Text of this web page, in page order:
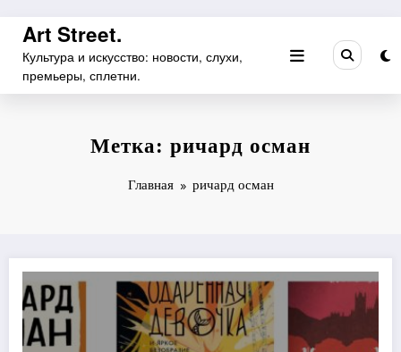
Перейти
содержимому
Art Street.
Культура и искусство: новости, слухи,
премьеры, сплетни.
Метка: ричард осман
Главная ричард осман